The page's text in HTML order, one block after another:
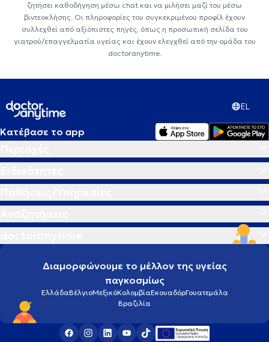
ζητήσει καθοδήγηση μέσω chat και να μιλήσει μαζί του μέσω
βιντεοκλήσης. Οι πληροφορίες του συγκεκριμένου προφίλ έχουν
συλλεχθεί από αξιόπιστες πηγές, όπως η προσωπική σελίδα του
γιατρού/επαγγελματία υγείας και έχουν ελεγχθεί από την ομάδα του
doctoranytime.
EL
Κατέβασε το app
Διαμορφώνουμε το μέλλον της υγείας
παγκοσμίως
ΕλλάδαΒέλγιοΜεξικόΚολομβίαΕκουαδόρΓουατεμάλα
Βραζιλία